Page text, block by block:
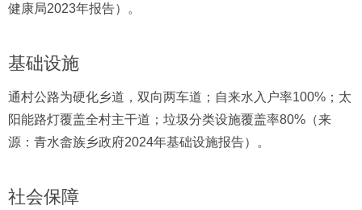
健康局2023年报告）。
基础设施
通村公路为硬化乡道，双向两车道；自来水入户率100%；太
阳能路灯覆盖全村主干道；垃圾分类设施覆盖率80%（来
源：青水畲族乡政府2024年基础设施报告）。
社会保障